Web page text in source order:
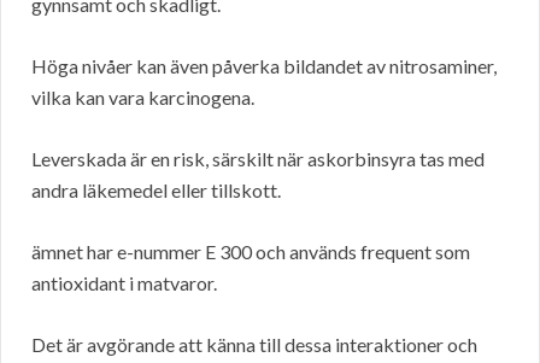
Höga nivåer kan även påverka bildandet av nitrosaminer,
vilka kan vara karcinogena.
Leverskada är en risk, särskilt när askorbinsyra tas med
andra läkemedel eller tillskott.
ämnet har e-nummer E 300 och används frequent som
antioxidant i matvaror.
Det är avgörande att känna till dessa interaktioner och